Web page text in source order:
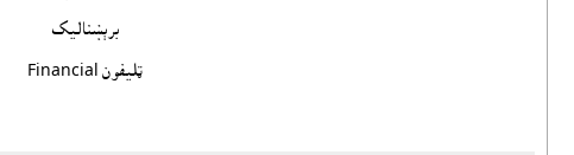
برېښناليک
ټليفون Financial